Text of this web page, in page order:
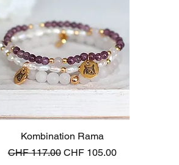
Schnellansicht
Kombination Rama
Standardpreis
CHF 117.00 Sale-Preis
CHF 105.00